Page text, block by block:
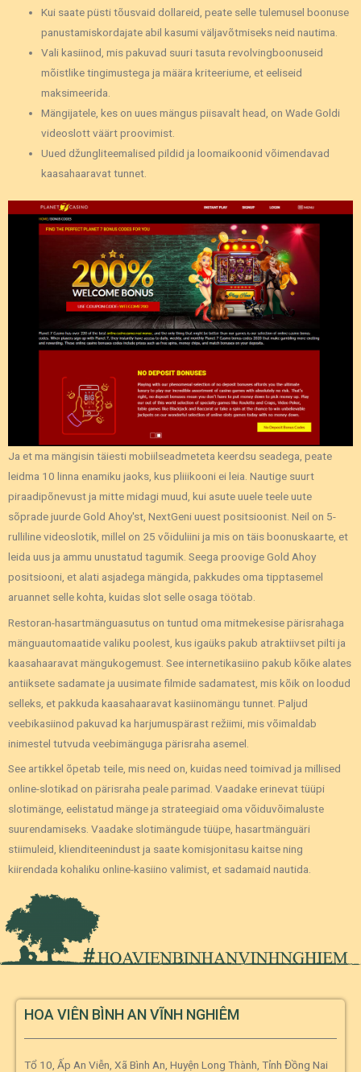
Kui saate püsti tõusvaid dollareid, peate selle tulemusel boonuse
panustamiskordajate abil kasumi väljavõtmiseks neid nautima.
Vali kasiinod, mis pakuvad suuri tasuta revolvingboonuseid
mõistlike tingimustega ja määra kriteeriume, et eeliseid
maksimeerida.
Mängijatele, kes on uues mängus piisavalt head, on Wade Goldi
videoslott väärt proovimist.
Uued džungliteemalised pildid ja loomaikoonid võimendavad
kaasahaaravat tunnet.
Ja et ma mängisin täiesti mobiilseadmeteta keerdsu seadega, peate
leidma 10 linna enamiku jaoks, kus pliiikooni ei leia. Nautige suurt
piraadipõnevust ja mitte midagi muud, kui asute uuele teele uute
sõprade juurde Gold Ahoy'st, NextGeni uuest positsioonist. Neil on 5-
rulliline videoslotik, millel on 25 võiduliini ja mis on täis boonuskaarte, et
leida uus ja ammu unustatud tagumik. Seega proovige Gold Ahoy
positsiooni, et alati asjadega mängida, pakkudes oma tipptasemel
aruannet selle kohta, kuidas slot selle osaga töötab.
Restoran-hasartmänguasutus on tuntud oma mitmekesise pärisrahaga
mänguautomaatide valiku poolest, kus igaüks pakub atraktiivset pilti ja
kaasahaaravat mängukogemust. See internetikasiino pakub kõike alates
antiiksete sadamate ja uusimate filmide sadamatest, mis kõik on loodud
selleks, et pakkuda kaasahaaravat kasiinomängu tunnet. Paljud
veebikasiinod pakuvad ka harjumuspärast režiimi, mis võimaldab
inimestel tutvuda veebimänguga pärisraha asemel.
See artikkel õpetab teile, mis need on, kuidas need toimivad ja millised
online-slotikad on pärisraha peale parimad. Vaadake erinevat tüüpi
slotimänge, eelistatud mänge ja strateegiaid oma võiduvõimaluste
suurendamiseks. Vaadake slotimängude tüüpe, hasartmänguäri
stiimuleid, klienditeenindust ja saate komisjonitasu kaitse ning
kiirendada kohaliku online-kasiino valimist, et sadamaid nautida.
HOA VIÊN BÌNH AN VĨNH NGHIÊM
Tổ 10, Ấp An Viễn, Xã Bình An, Huyện Long Thành, Tỉnh Đồng Nai